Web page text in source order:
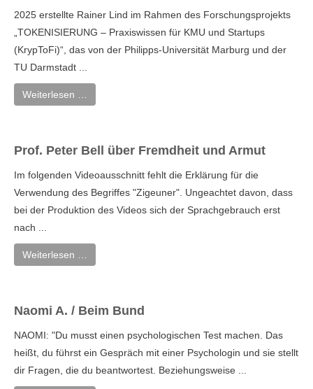
2025 erstellte Rainer Lind im Rahmen des Forschungsprojekts
„TOKENISIERUNG – Praxiswissen für KMU und Startups
(KrypToFi)“, das von der Philipps-Universität Marburg und der
TU Darmstadt ...
Weiterlesen …
Prof. Peter Bell über Fremdheit und Armut
Im folgenden Videoausschnitt fehlt die Erklärung für die
Verwendung des Begriffes "Zigeuner". Ungeachtet davon, dass
bei der Produktion des Videos sich der Sprachgebrauch erst
nach ...
Weiterlesen …
Naomi A. / Beim Bund
NAOMI: "Du musst einen psychologischen Test machen. Das
heißt, du führst ein Gespräch mit einer Psychologin und sie stellt
dir Fragen, die du beantwortest. Beziehungsweise ...